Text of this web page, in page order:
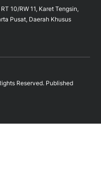
10/RW 11, Karet Tengsin,
Pusat, Daerah Khusus
Reserved. Published